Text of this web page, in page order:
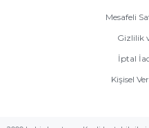
Mesafeli
Gizlilik
İptal
Kişisel